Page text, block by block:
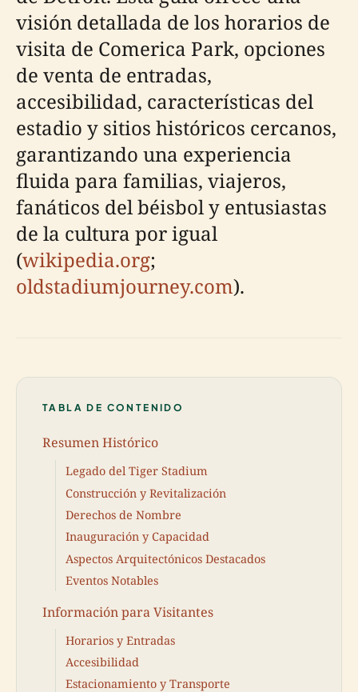
visión detallada de los horarios de
visita de Comerica Park, opciones
de venta de entradas,
accesibilidad, características del
estadio y sitios históricos cercanos,
garantizando una experiencia
fluida para familias, viajeros,
fanáticos del béisbol y entusiastas
de la cultura por igual
(wikipedia.org;
oldstadiumjourney.com).
TABLA DE CONTENIDO
Resumen Histórico
Legado del Tiger Stadium
Construcción y Revitalización
Derechos de Nombre
Inauguración y Capacidad
Aspectos Arquitectónicos Destacados
Eventos Notables
Información para Visitantes
Horarios y Entradas
Accesibilidad
Estacionamiento y Transporte